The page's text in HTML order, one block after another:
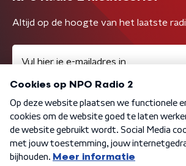
Altijd op de hoogte van het laatste
Algemene voorwaarden